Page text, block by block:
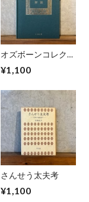
オズボーンコレクシ
¥1,100
さんせう太夫考
¥1,100